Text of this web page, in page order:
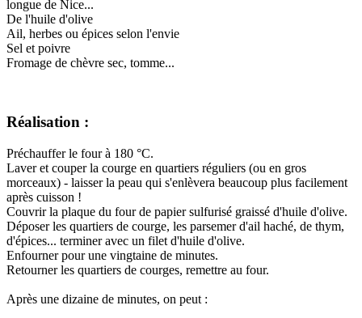
longue de Nice...
De l'huile d'olive
Ail, herbes ou épices selon l'envie
Sel et poivre
Fromage de chèvre sec, tomme...
Réalisation :
Préchauffer le four à 180 °C.
Laver et couper la courge en quartiers réguliers (ou en gros
morceaux) - laisser la peau qui s'enlèvera beaucoup plus facilement
après cuisson !
Couvrir la plaque du four de papier sulfurisé graissé d'huile d'olive.
Déposer les quartiers de courge, les parsemer d'ail haché, de thym,
d'épices... terminer avec un filet d'huile d'olive.
Enfourner pour une vingtaine de minutes.
Retourner les quartiers de courges, remettre au four.
Après une dizaine de minutes, on peut :